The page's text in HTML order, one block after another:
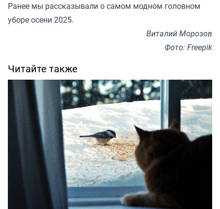
Ранее мы рассказывали о самом модном головном
уборе осени 2025.
Виталий Морозов
Фото: Freepik
Читайте также